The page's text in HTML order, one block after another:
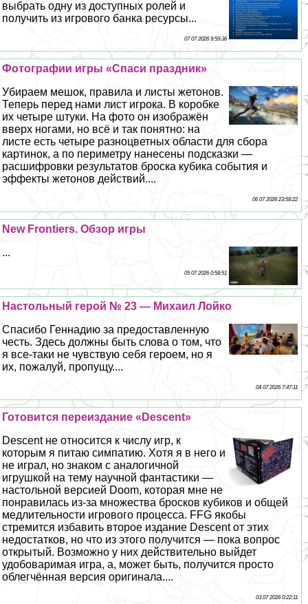
выбрать одну из доступных ролей и
получить из игрового банка ресурсы...
07 07 2026 9:59:36
Фотографии игры «Спаси праздник»
Убираем мешок, правила и листы жетонов.
Теперь перед нами лист игрока. В коробке
их четыре штуки. На фото он изображён
вверх ногами, но всё и так понятно: на
листе есть четыре разноцветных области для сбора
картинок, а по периметру нанесены подсказки —
расшифровки результатов броска кубика события и
эффекты жетонов действий....
06 07 2026 23:58:22
New Frontiers. Обзор игры
...
05 07 2026 0:58:51
Настольный герой № 23 — Михаил Лойко
Спасибо Геннадию за предоставленную
честь. Здесь должны быть слова о том, что
я все-таки не чувствую себя героем, но я
их, пожалуй, пропущу....
04 07 2026 7:47:11
Готовится переиздание «Descent»
Descent не относится к числу игр, к
которым я питаю симпатию. Хотя я в него и
не играл, но знаком с аналогичной
игрушкой на тему научной фантастики —
настольной версией Doom, которая мне не
понравилась из-за множества бросков кубиков и общей
медлительности игрового процесса. FFG якобы
стремится избавить второе издание Descent от этих
недостатков, но что из этого получится — пока вопрос
открытый. Возможно у них действительно выйдет
удобоваримая игра, а, может быть, получится просто
облегчённая версия оригинала....
03 07 2026 0:22:11